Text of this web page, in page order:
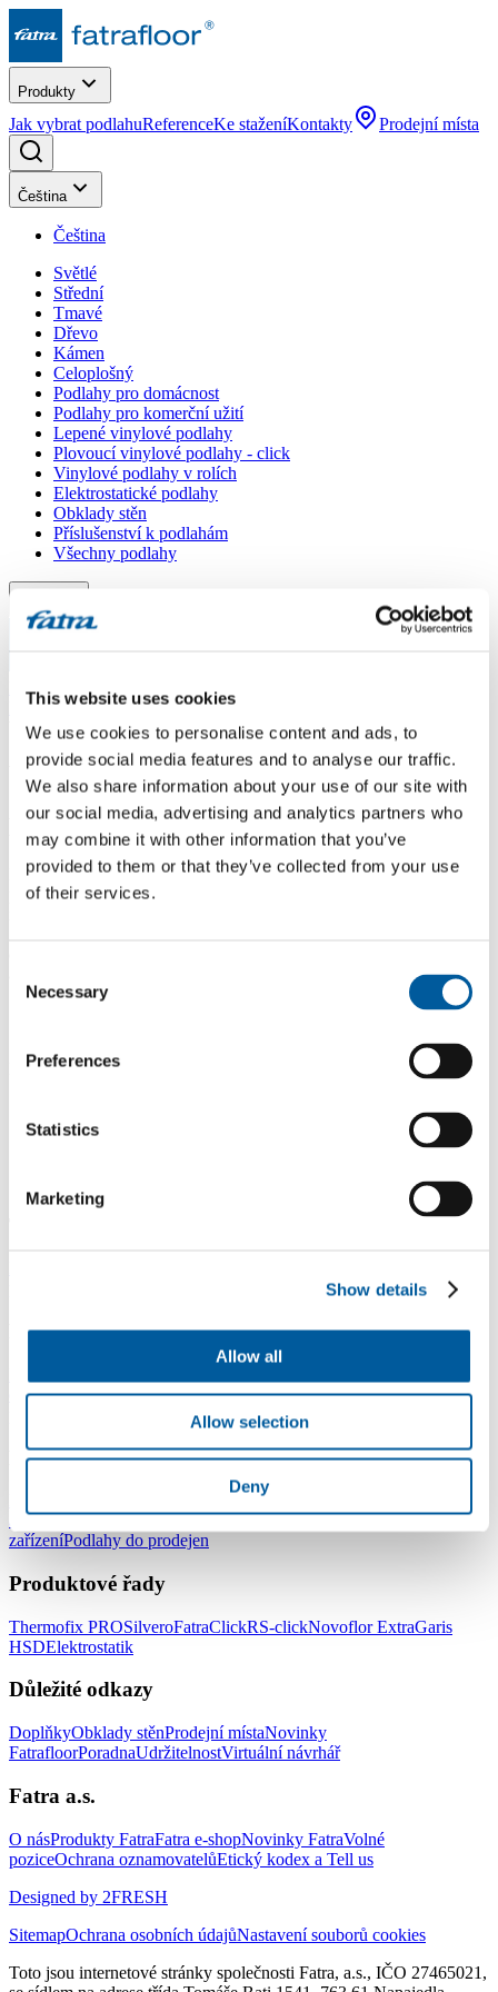
This website uses cookies
We use cookies to personalise content and ads, to
provide social media features and to analyse our traffic.
We also share information about your use of our site with
our social media, advertising and analytics partners who
may combine it with other information that you’ve
provided to them or that they’ve collected from your use
of their services.
Selection
Necessary
Preferences
Statistics
Marketing
Show details
Allow all
Allow selection
Deny
Produkty
Jak vybrat podlahuReferenceKe staženíKontakty Prodejní místa
Čeština
Čeština
Světlé
Střední
Tmavé
Dřevo
Kámen
Celoplošný
Podlahy pro domácnost
Podlahy pro komerční užití
Lepené vinylové podlahy
Plovoucí vinylové podlahy - click
Vinylové podlahy v rolích
Elektrostatické podlahy
Obklady stěn
Příslušenství k podlahám
Všechny podlahy
Menu
Domů
Dotazy
Wood 123
Wood 123
Dotaz
Dobrý den, prosím o radu. V jedné místnosti mám položenou
podlahu THX Wood 10123-vinylové dílce lepené. Do druhé
Dobrý den, podlahové krytiny v roli máme pouze v šíři 1,5 m.
Podlahy pro domácnost
do ložnicePodlahy do kuchyněPodlahy do koupelnyPodlahy do
Podlahy do dětského pokoje
Podlahy pro komerční užití
Podlahy do škol a školek
a zdravotnických zařízeníPodlahy do hotelů a ubytovacích
zařízeníPodlahy do prodejen
Produktové řady
Thermofix PROSilveroFatraClickRS-clickNovoflor ExtraGaris
HSDElektrostatik
Důležité odkazy
DoplňkyObklady stěnProdejní místaNovinky
FatrafloorPoradnaUdržitelnostVirtuální návrhář
Fatra a.s.
O násProdukty FatraFatra e-shopNovinky FatraVolné
poziceOchrana oznamovatelůEtický kodex a Tell us
Designed by 2FRESH
SitemapOchrana osobních údajůNastavení souborů cookies
Toto jsou internetové stránky společnosti Fatra, a.s., IČO 27465021,